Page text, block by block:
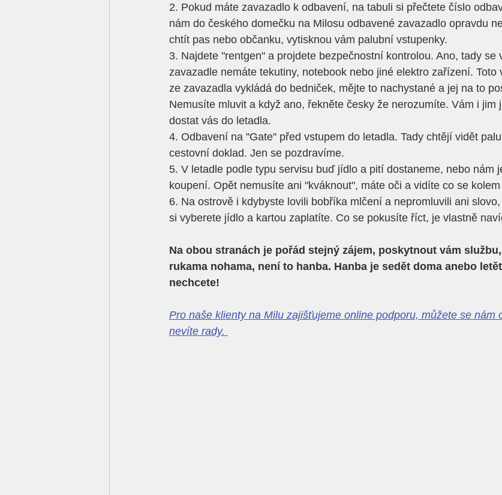
2. Pokud máte zavazadlo k odbavení, na tabuli si přečtete číslo
nám do českého domečku na Milosu odbavené zavazadlo opravdu
chtít pas nebo občanku, vytisknou vám palubní vstupenky.
3. Najdete "rentgen" a projdete bezpečnostní kontrolou. Ano, tady se
zavazadle nemáte tekutiny, notebook nebo jiné elektro zařízení. Toto
ze zavazadla vykládá do bedniček, mějte to nachystané a jej na to
Nemusíte mluvit a když ano, řekněte česky že nerozumíte. Vám i jim
dostat vás do letadla.
4. Odbavení na "Gate" před vstupem do letadla. Tady chtějí vidět
cestovní doklad. Jen se pozdravíme.
5. V letadle podle typu servisu buď jídlo a pití dostaneme, nebo nám
koupení. Opět nemusíte ani "kváknout", máte oči a vidíte co se
6. Na ostrově i kdybyste lovili bobříka mlčení a nepromluvili ani
si vyberete jídlo a kartou zaplatíte. Co se pokusíte říct, je vlastně
Na obou stranách je pořád stejný zájem, poskytnout vám
rukama nohama, není to hanba. Hanba je sedět doma anebo
nechcete!
Pro naše klienty na Milu zajišťujeme online podporu, můžete se nám
nevíte rady.